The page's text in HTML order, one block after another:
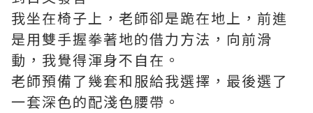
我坐在椅子上，老師卻是跪在地上，前進
是用雙手握拳著地的借力方法，向前滑
動，我覺得渾身不自在。
老師預備了幾套和服給我選擇，最後選了
一套深色的配淺色腰帶。